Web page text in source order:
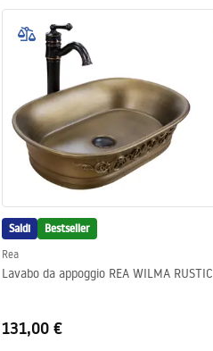
Saldi Bestseller
Rea
Lavabo da appoggio REA WILMA RUSTIC
131,00 €